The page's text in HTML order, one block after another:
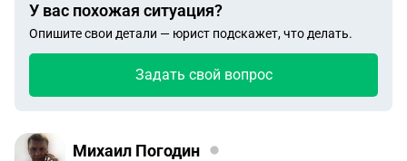
У вас похожая ситуация?
Опишите свои детали — юрист подскажет, что делать.
Задать свой вопрос
Михаил Погодин